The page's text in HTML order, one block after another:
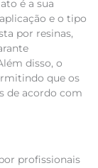
é a sua
e o tipo
por resinas,
disso, o
que os
de acordo com
profissionais